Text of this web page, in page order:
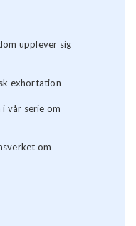
upplever sig
exhortation
vår serie om
om